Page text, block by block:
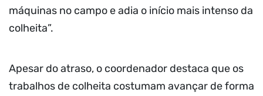
máquinas no campo e adia o início mais intenso da
colheita”.
Apesar do atraso, o coordenador destaca que os
trabalhos de colheita costumam avançar de forma